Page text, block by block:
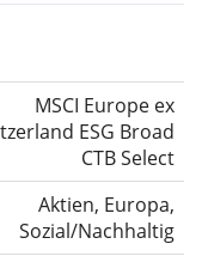
MSCI Europe ex
ESG Broad
CTB Select
Aktien, Europa,
Sozial/Nachhaltig